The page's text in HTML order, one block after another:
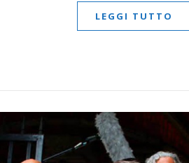
LEGGI TUTTO